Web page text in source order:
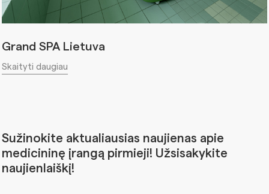
Grand SPA Lietuva
Skaityti daugiau
Sužinokite aktualiausias naujienas apie
medicininę įrangą pirmieji! Užsisakykite
naujienlaiškį!